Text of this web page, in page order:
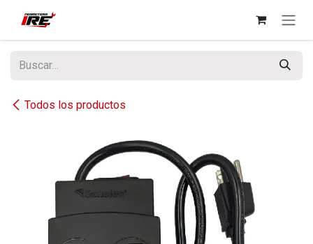
Todos los productos